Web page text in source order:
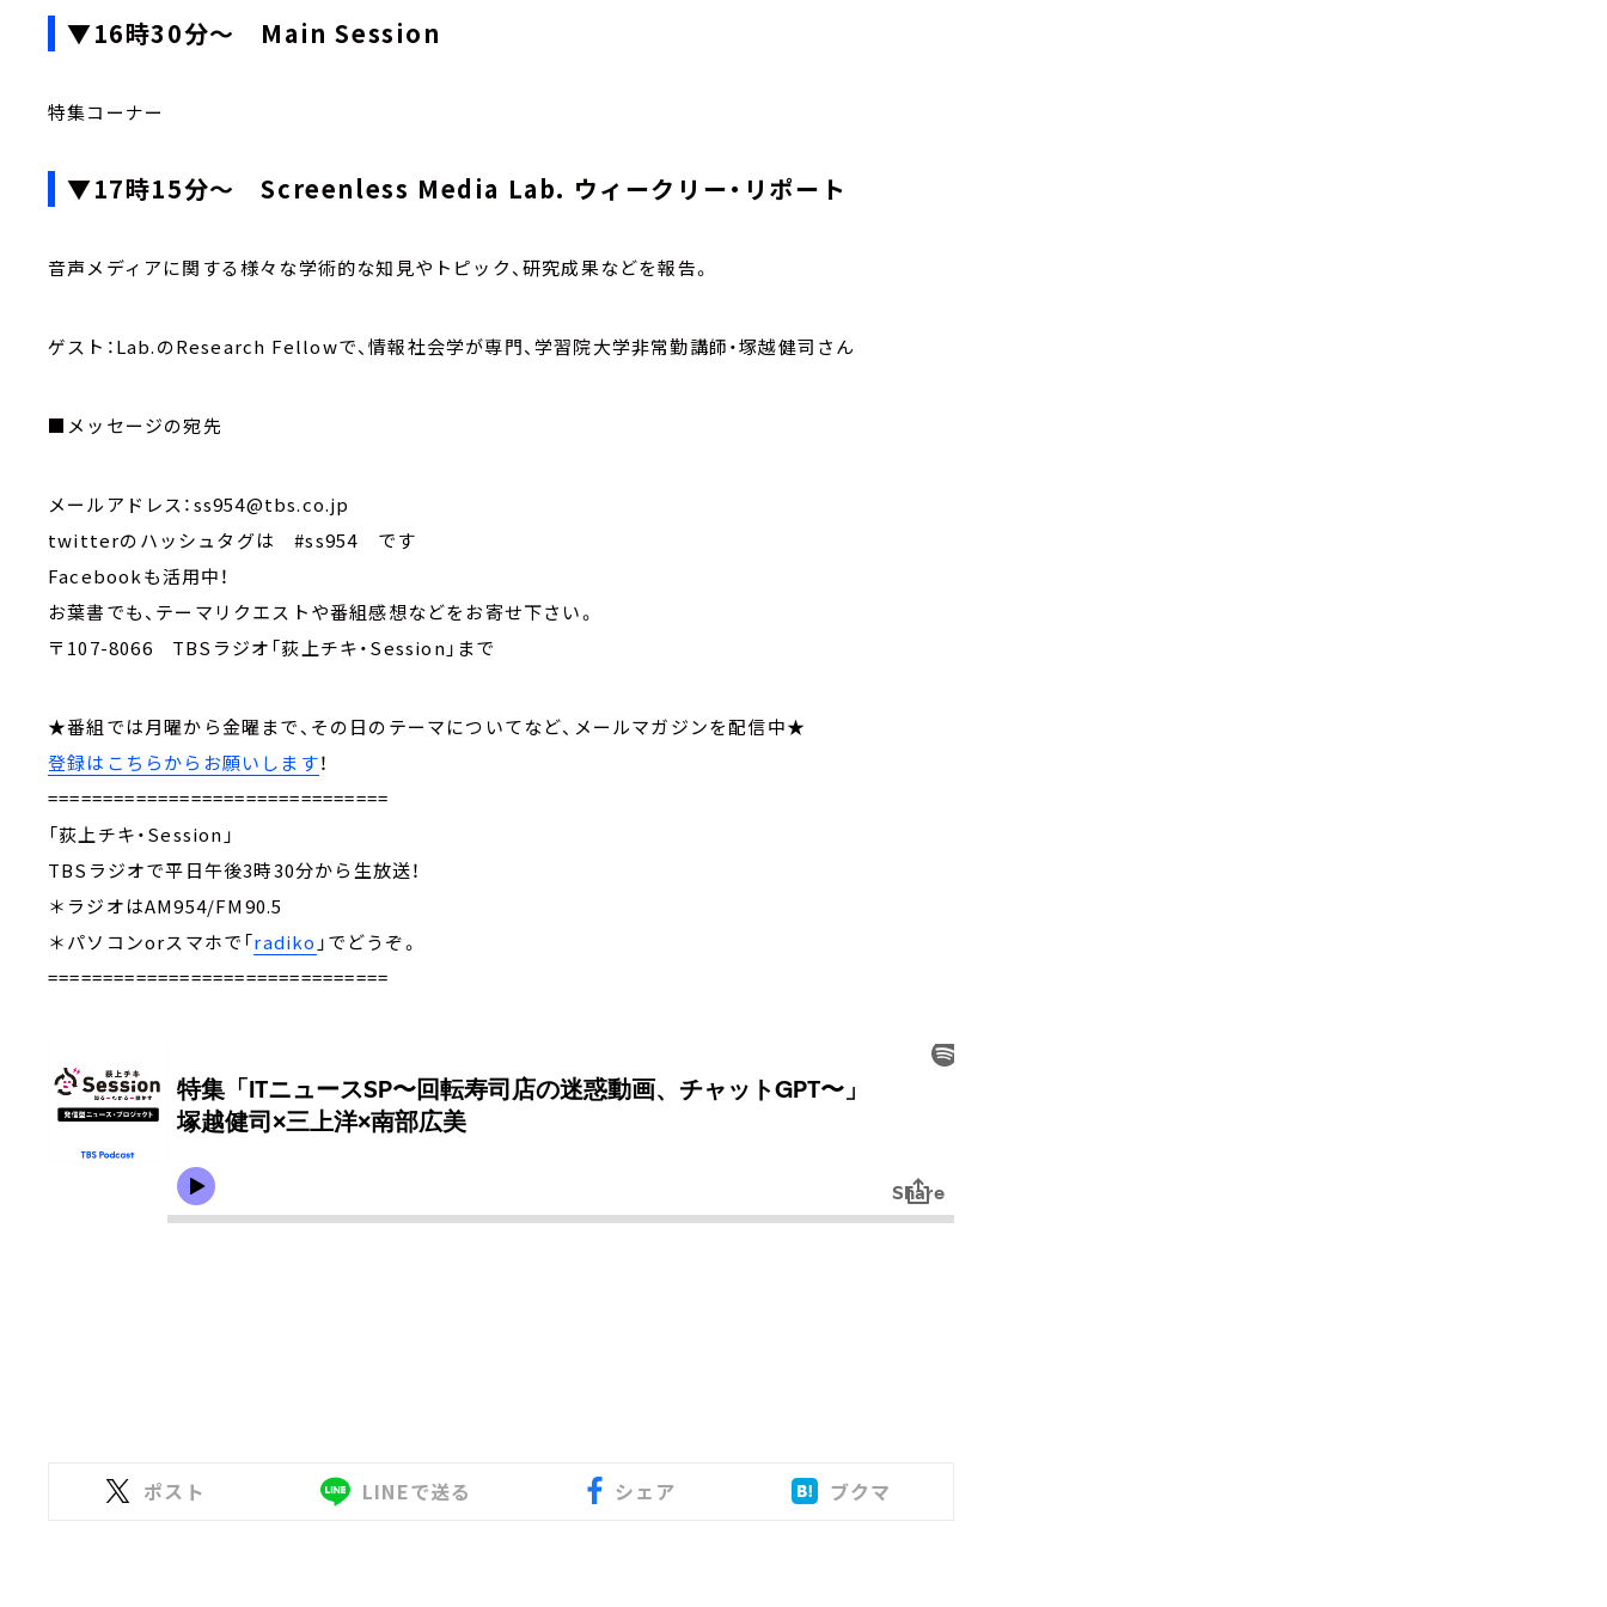
▼16時30分～ Main Session
特集コーナー
▼17時15分～ Screenless Media Lab. ウィークリー・リポート
音声メディアに関する様々な学術的な知見やトピック、研究成果などを報告。
ゲスト：Lab.のResearch Fellowで、情報社会学が専門、学習院大学非常勤講師・塚越健司さん
■メッセージの宛先
メールアドレス：ss954@tbs.co.jp
twitterのハッシュタグは #ss954 です
Facebookも活用中！
お葉書でも、テーマリクエストや番組感想などをお寄せ下さい。
〒107-8066 TBSラジオ「荻上チキ・Session」まで
★番組では月曜から金曜まで、その日のテーマについてなど、メールマガジンを配信中★
登録はこちらからお願いします！
===============================
「荻上チキ・Session」
TBSラジオで平日午後3時30分から生放送！
＊ラジオはAM954/FM90.5
＊パソコンorスマホで「radiko 」でどうぞ。
===============================
ポスト LINEで送る シェア ブクマ